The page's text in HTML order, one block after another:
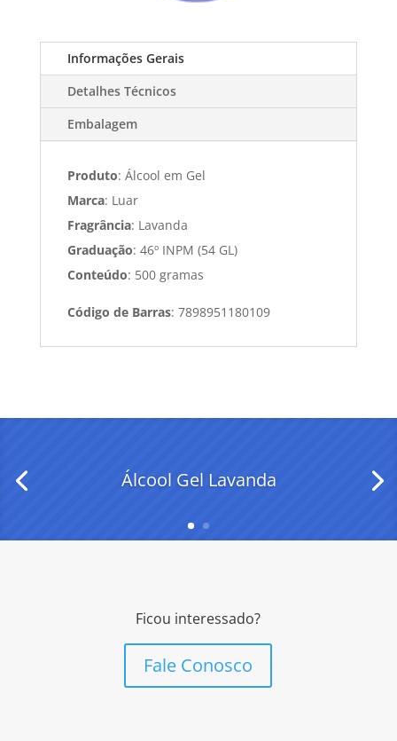
Informações Gerais
Detalhes Técnicos
Embalagem
Produto: Álcool em Gel
Marca: Luar
Fragrância: Lavanda
Graduação: 46º INPM (54 GL)
Conteúdo: 500 gramas
Código de Barras: 7898951180109
Álcool Gel Lavanda
Ficou interessado?
Fale Conosco